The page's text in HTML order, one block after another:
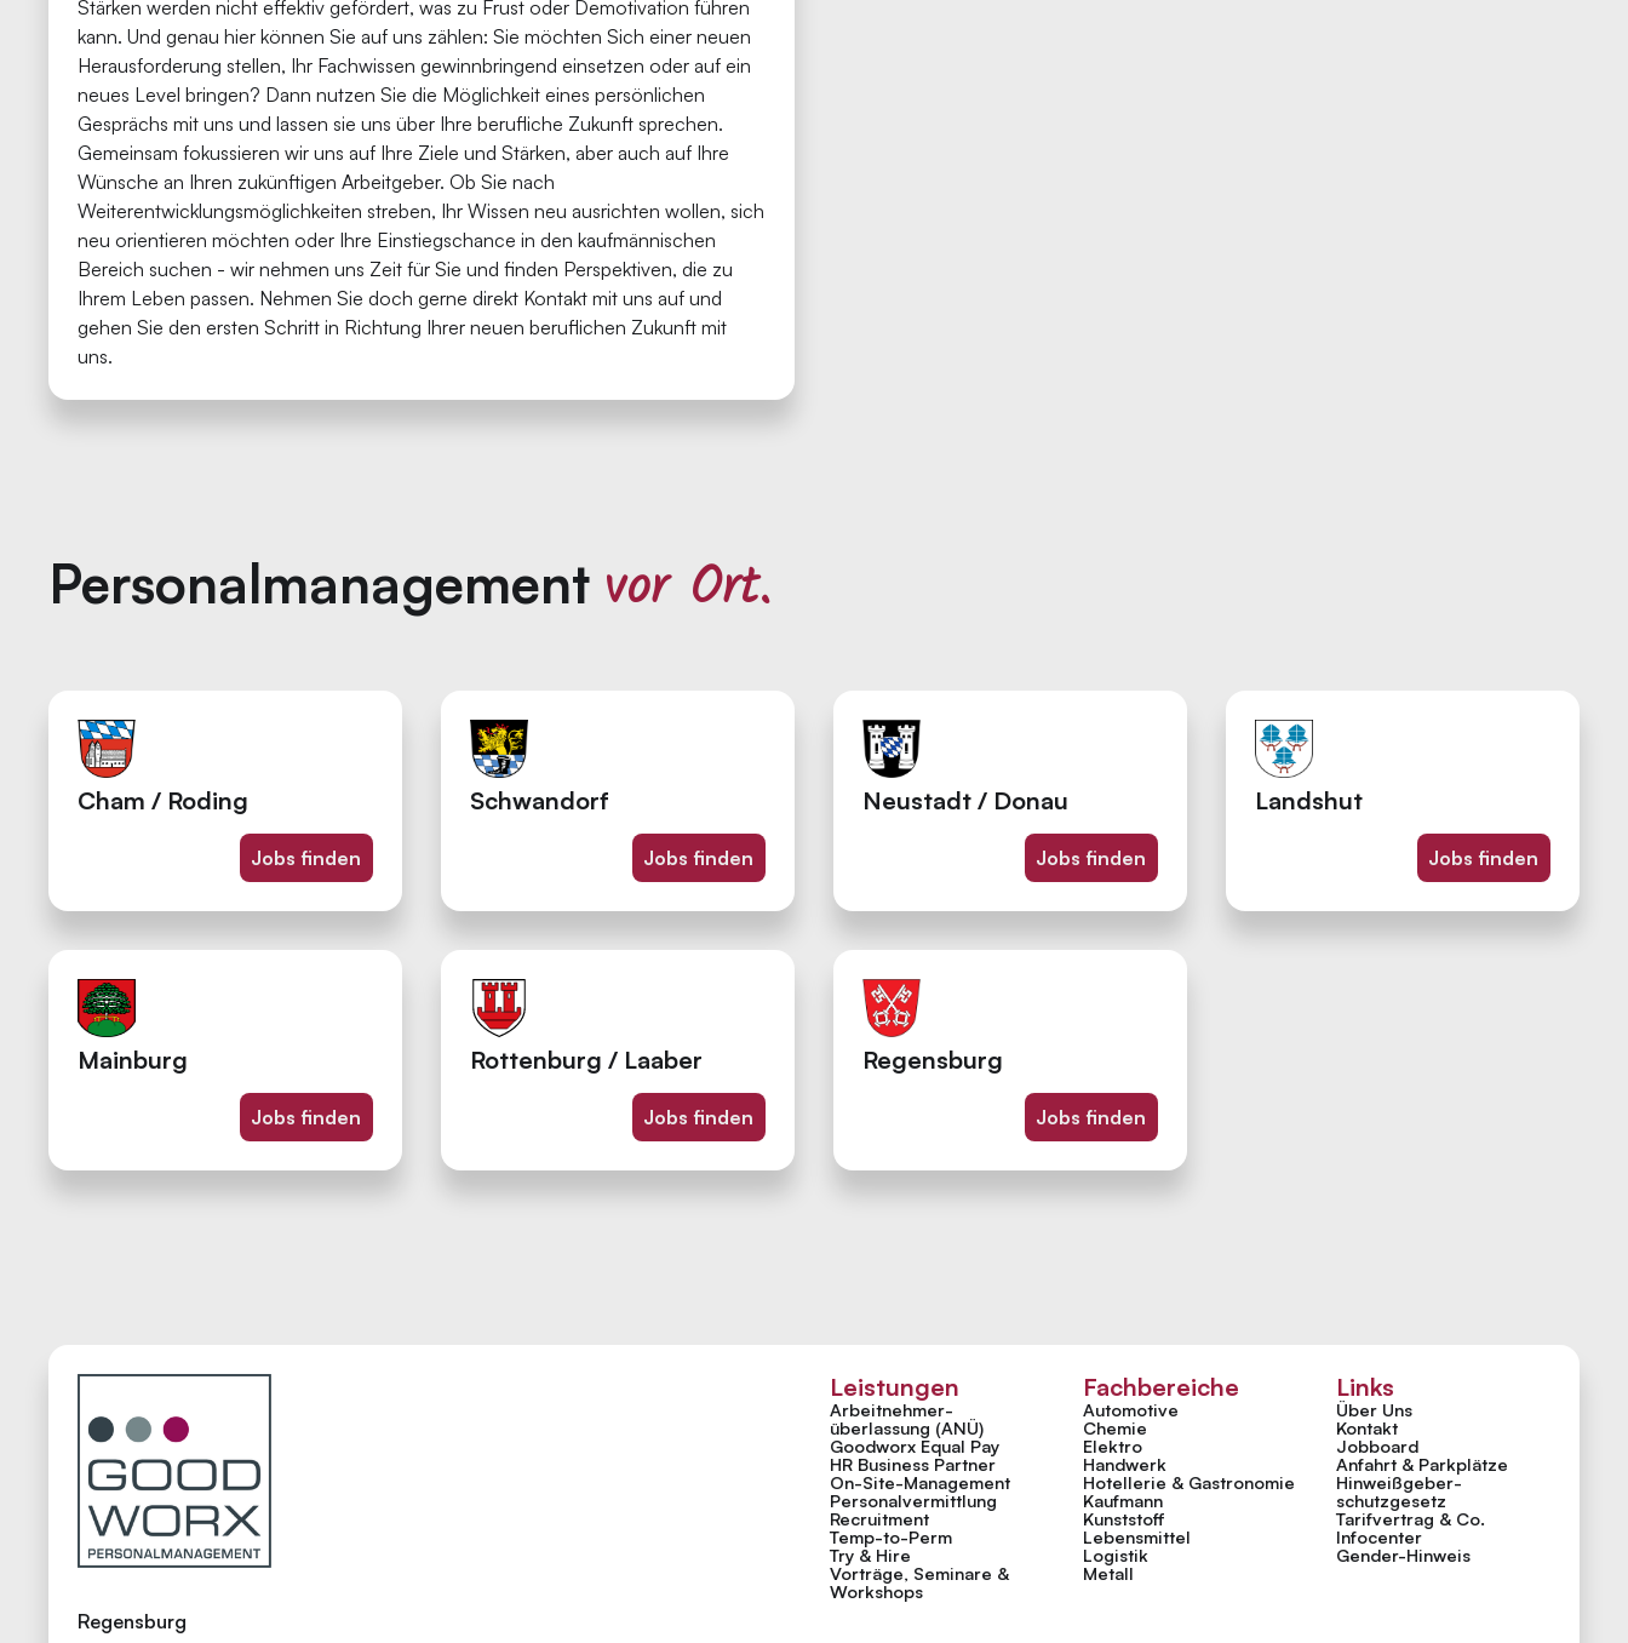
Stärken werden nicht effektiv gefördert, was zu Frust oder Demotivation führen
kann. Und genau hier können Sie auf uns zählen: Sie möchten Sich einer neuen
Herausforderung stellen, Ihr Fachwissen gewinnbringend einsetzen oder auf ein
neues Level bringen? Dann nutzen Sie die Möglichkeit eines persönlichen
Gesprächs mit uns und lassen sie uns über Ihre berufliche Zukunft sprechen.
Gemeinsam fokussieren wir uns auf Ihre Ziele und Stärken, aber auch auf Ihre
Wünsche an Ihren zukünftigen Arbeitgeber. Ob Sie nach
Weiterentwicklungsmöglichkeiten streben, Ihr Wissen neu ausrichten wollen, sich
neu orientieren möchten oder Ihre Einstiegschance in den kaufmännischen
Bereich suchen - wir nehmen uns Zeit für Sie und finden Perspektiven, die zu
Ihrem Leben passen. Nehmen Sie doch gerne direkt Kontakt mit uns auf und
gehen Sie den ersten Schritt in Richtung Ihrer neuen beruflichen Zukunft mit
uns.
Personal­management vor Ort.
Cham / Roding
Jobs finden
Schwandorf
Jobs finden
Neustadt / Donau
Jobs finden
Landshut
Jobs finden
Mainburg
Jobs finden
Rottenburg / Laaber
Jobs finden
Regensburg
Jobs finden
Regensburg
Leistungen
Arbeitnehmer­
überlassung (ANÜ)
Goodworx Equal Pay
HR Business Partner
On-Site-Management
Personal­vermittlung
Recruitment
Temp-to-Perm
Try & Hire
Vorträge, Seminare &
Workshops
Fachbereiche
Automotive
Chemie
Elektro
Handwerk
Hotellerie & Gastronomie
Kaufmann
Kunststoff
Lebensmittel
Logistik
Metall
Links
Über Uns
Kontakt
Jobboard
Anfahrt & Parkplätze
Hinweiß­geber­
schutzgesetz
Tarifvertrag & Co.
Infocenter
Gender-Hinweis